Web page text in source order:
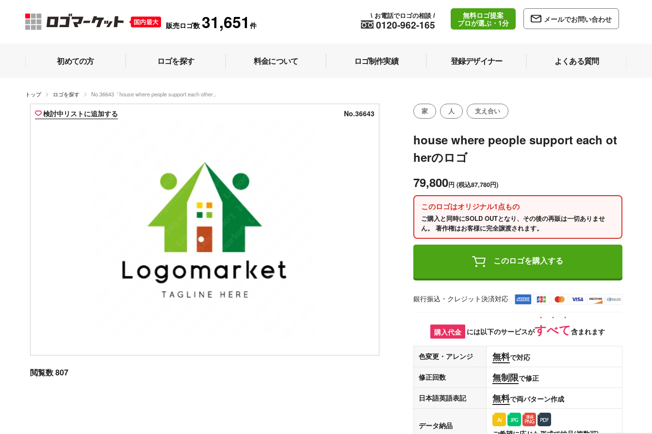
販売ロゴ数 31,651 件 0120-962-165
\ お電話でロゴの相談 /
無料ロゴ提案
プロが選ぶ・1分
メールでお問い合わせ
初めての方 ロゴを探す 料金について ロゴ制作実績 登録デザイナー よくある質問
トップ ロゴを探す No.36643「house where people support each other」
検討中リストに追加する No.36643
閲覧数 807
家 人 支え合い
house where people support each ot
herのロゴ
79,800円 (税込87,780円)
このロゴはオリジナル1点もの
ご購入と同時にSOLD OUTとなり、その後の再販は一切ありませ
ん。 著作権はお客様に完全譲渡されます。
このロゴを購入する
銀行振込・クレジット決済対応
購入代金 には以下のサービスがすべて含まれます
色変更・アレンジ 無料で対応
修正回数 無制限で修正
日本語英語表記 無料で両パターン作成
データ納品